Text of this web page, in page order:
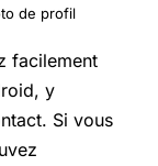
de profil
facilement
y
Si vous